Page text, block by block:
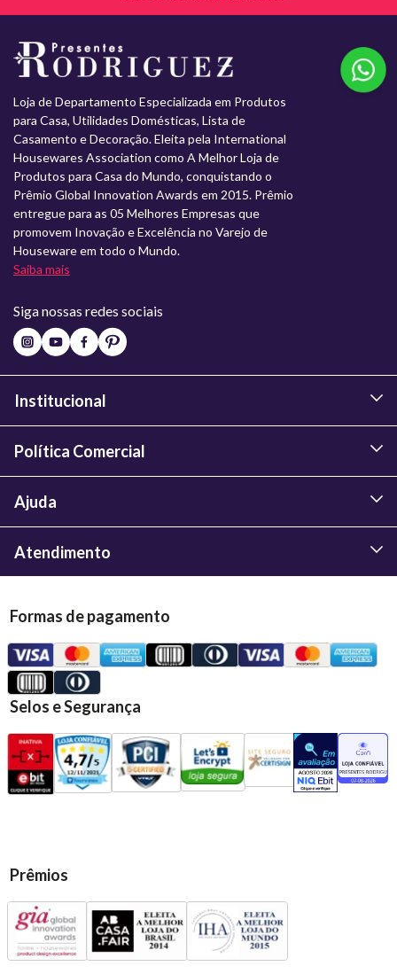
Loja de Departamento Especializada em Produtos
para Casa, Utilidades Domésticas, Lista de
Casamento e Decoração. Eleita pela International
Housewares Association como A Melhor Loja de
Produtos para Casa do Mundo, conquistando o
Prêmio Global Innovation Awards em 2015. Prêmio
entregue para as 05 Melhores Empresas que
promovem Inovação e Excelência no Varejo de
Houseware em todo o Mundo.
Saiba mais
Siga nossas redes sociais
Institucional
Política Comercial
Ajuda
Atendimento
Formas de pagamento
Selos e Segurança
Prêmios